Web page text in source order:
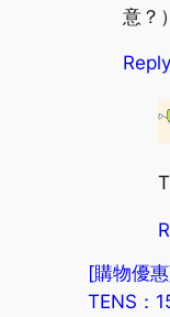
意？
Reply
[購物優
TENS：